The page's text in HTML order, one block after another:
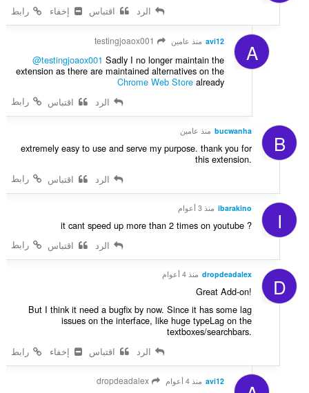
إخفاء
رابط الرد اقتباس
A
avi12 منذ عامين
@testingjoaox001 Sadly I no longer maintain the
extension as there are maintained alternatives on the
Chrome Web Store already
رابط
الرد اقتباس
B
bucwanha منذ عامين
extremely easy to use and serve my purpose. thank you for
this extension.
رابط
الرد اقتباس
I
ibarakino منذ 3 أعوام
it cant speed up more than 2 times on youtube ?
رابط
الرد اقتباس
D
dropdeadalex منذ 4 أعوام
Great Add-on!
But I think it need a bugfix by now. Since it has some lag
issues on the interface, like huge typeLag on the
textboxes/searchbars.
إخفاء
رابط الرد اقتباس
avi12 منذ 4 أعوام dropdeadalex